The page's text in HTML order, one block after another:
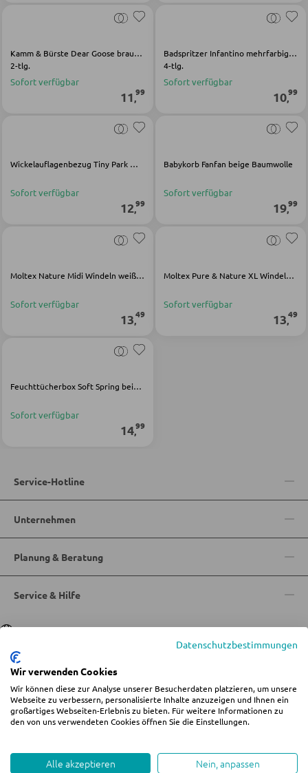
KINDERMÖBEL
Kinderbetten
Kinderregale
Kinderschreibtische
Kinderkommoden
JUGENDZIMMER
Jugendbetten
Komplette Kinder- und Jugendzimmer
Holz-Schreibtische
BÜRO
Büromöbel Sets
Schreibtischlampen
Bürostühle
Kamm & Bürste Dear Goose braun Polypropylen Nylon
2-tlg.
Sofort verfügbar
11,99
Badspritzer Infantino mehrfarbig Silikon
4-tlg.
Sofort verfügbar
10,99
Wickelauflagenbezug Tiny Park mehrfarbig Baumwolle
Sofort verfügbar
12,99
Babykorb Fanfan beige Baumwolle
Sofort verfügbar
19,99
Moltex Nature Midi Windeln weiß Textil
Sofort verfügbar
13,49
Moltex Pure & Nature XL Windeln weiß Textil
Sofort verfügbar
13,49
Feuchttücherbox Soft Spring beige Polypropylen
Sofort verfügbar
14,99
Service-Hotline
Unternehmen
Planung & Beratung
Service & Hilfe
SpracheDeutsch|Italiano
© 2026 Wohn-Zentrum Jungmann
%star%Alle Preise inkl. gesetzl. Mehrwertsteuer zzgl.Versandkostenund ggf.
Nachnahmegebühren, wenn nicht anders angegeben.
Whistleblowing
Datenschutzbestimmungen
Wir verwenden Cookies
Wir können diese zur Analyse unserer Besucherdaten platzieren, um unsere
Webseite zu verbessern, personalisierte Inhalte anzuzeigen und Ihnen ein
großartiges Webseiten-Erlebnis zu bieten. Für weitere Informationen zu
den von uns verwendeten Cookies öffnen Sie die Einstellungen.
Alle akzeptieren Nein, anpassen